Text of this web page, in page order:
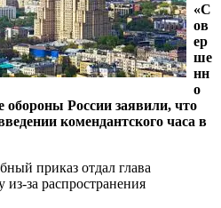
«С
ов
ер
ше
нн
о
обороны России заявили, что
комендантского часа в
приказ отдал глава
за распространения